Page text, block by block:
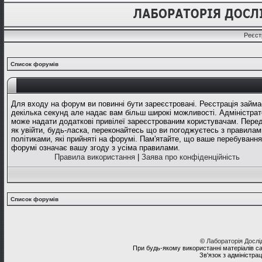
Список форумів
Для входу на форум ви повинні бути зареєстровані. Реєстрація
декілька секунд але надає вам більш широкі можливості.
може надати додаткові привілеї зареєстрованим користувачам.
як увійти, будь-ласка, переконайтесь що ви погоджуєтесь з
політиками, які прийняті на форумі. Пам'ятайте, що ваше
форумі означає вашу згоду з усіма правилами.
Правила використання
Заява про конфіденційність
Список форумів
© Лабораторія
При будь-якому використанні матеріалів
Зв'язок з